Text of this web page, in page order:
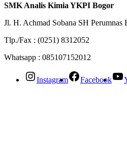
SMK Analis Kimia YKPI Bogor
Jl. H. Achmad Sobana SH
Tlp./Fax : (0251) 8312052
Whatsapp : 085107152012
Instagram Facebook